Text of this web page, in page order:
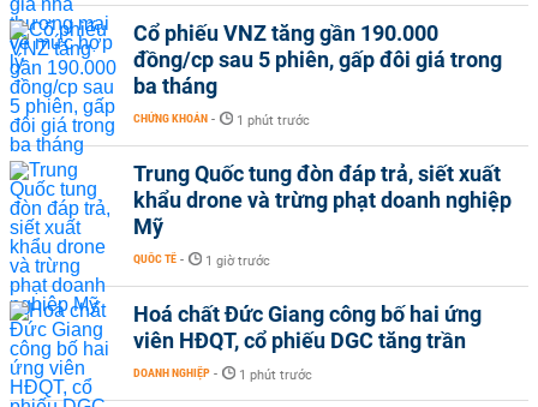
Cổ phiếu VNZ tăng gần 190.000
đồng/cp sau 5 phiên, gấp đôi giá trong
ba tháng
CHỨNG KHOÁN - 1 phút trước
Trung Quốc tung đòn đáp trả, siết xuất
khẩu drone và trừng phạt doanh nghiệp
Mỹ
QUỐC TẾ - 1 giờ trước
Hoá chất Đức Giang công bố hai ứng
viên HĐQT, cổ phiếu DGC tăng trần
DOANH NGHIỆP - 1 phút trước